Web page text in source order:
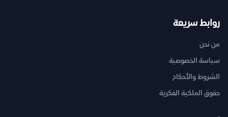
روابط سريعة
من نحن
سياسة الخصوصية
الشروط والأحكام
حقوق الملكية الفكرية